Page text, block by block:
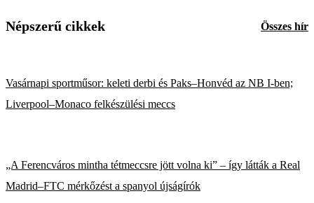
Népszerű cikkek Összes hír
Vasárnapi sportműsor: keleti derbi és Paks–Honvéd az NB I-ben;
Liverpool–Monaco felkészülési meccs
„A Ferencváros mintha tétmeccsre jött volna ki” – így látták a Real
Madrid–FTC mérkőzést a spanyol újságírók